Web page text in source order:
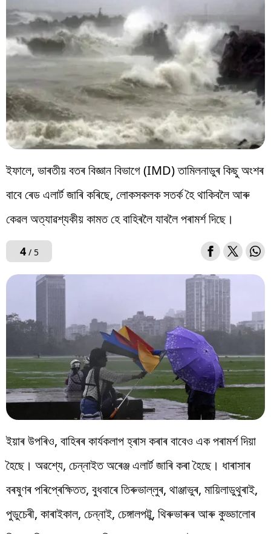
ইফালে, ভাৰতীয় বতৰ বিজ্ঞান বিভাগে (IMD) তামিলনাডুৰ কিছু অংশৰ
বাবে ৰেড এলাৰ্ট জাৰি কৰিছে, লোকসকলক সতৰ্ক হৈ থাকিবলৈ আৰু
কেৱল অত্যাৱশ্যকীয় কামত হে বাহিৰলৈ যাবলৈ পৰামৰ্শ দিছে।
4/ 5
ইয়াৰ উপৰিও, বাহিৰৰ কাৰ্যকলাপ হ্ৰাস কৰাৰ বাবেও এক পৰামৰ্শ দিয়া
হৈছে। অৱশ্যে, চেন্নাইত অৰেঞ্জ এলাৰ্ট জাৰি কৰা হৈছে। ধাৰাসাৰ
বৰষুণৰ পৰিপ্ৰেক্ষিতত, বুধবাৰে তিৰুভাল্লুৰ, থাঞ্জাভুৰ, মায়িলাডুথুৰাই,
পুডুচেৰী, কাৰাইকাল, চেন্নাই, চেঙ্গালপট্টু, থিৰুভাৰুৰ আৰু কুড্ডালোৰ